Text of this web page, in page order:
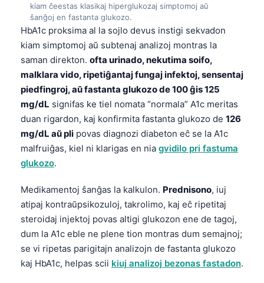
kiam ĉeestas klasikaj hiperglukozaj simptomoj aŭ
ŝanĝoj en fastanta glukozo.
HbA1c proksima al la sojlo devus instigi sekvadon
kiam simptomoj aŭ subtenaj analizoj montras la
saman direkton. ofta urinado, nekutima soifo,
malklara vido, ripetiĝantaj fungaj infektoj, sensentaj
piedfingroj, aŭ fastanta glukozo de 100 ĝis 125
mg/dL signifas ke tiel nomata “normala” A1c meritas
duan rigardon, kaj konfirmita fastanta glukozo de 126
mg/dL aŭ pli povas diagnozi diabeton eĉ se la A1c
malfruiĝas, kiel ni klarigas en nia gvidilo pri fastuma
glukozo.
Medikamentoj ŝanĝas la kalkulon. Prednisono, iuj
atipaj kontraŭpsikozuloj, takrolimo, kaj eĉ ripetitaj
steroidaj injektoj povas altigi glukozon ene de tagoj,
dum la A1c eble ne plene tion montras dum semajnoj;
se vi ripetas parigitajn analizojn de fastanta glukozo
kaj HbA1c, helpas scii kiuj analizoj bezonas fastadon.